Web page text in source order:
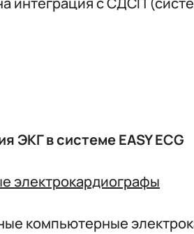
ЭКГ в системеEASY ECG
электрокардиографы
компьютерные